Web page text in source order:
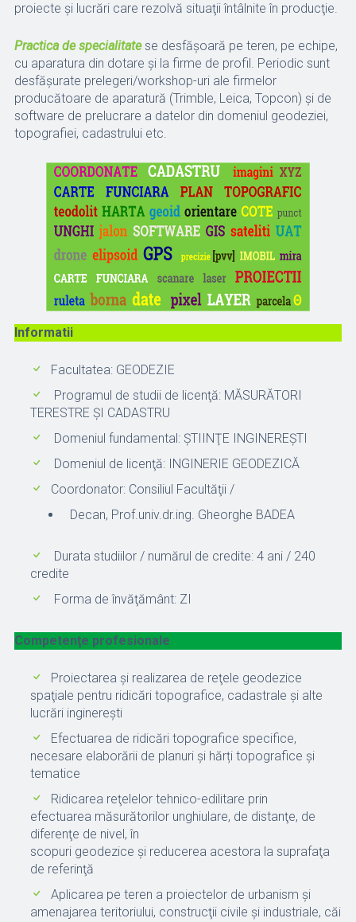
proiecte şi lucrări care rezolvă situaţii întâlnite în producţie.
Practica de specialitatese desfăşoară pe teren, pe echipe,
cu aparatura din dotare şi la firme de profil. Periodic sunt
desfăşurate prelegeri/workshop-uri ale firmelor
producătoare de aparatură (Trimble, Leica, Topcon) şi de
software de prelucrare a datelor din domeniul geodeziei,
topografiei, cadastrului etc.
Informatii
Facultatea: GEODEZIE
Programul de studii de licenţă: MĂSURĂTORI
TERESTRE ŞI CADASTRU
Domeniul fundamental: ŞTIINŢE INGINEREŞTI
Domeniul de licenţă: INGINERIE GEODEZICĂ
Coordonator: Consiliul Facultăţii /
Decan, Prof.univ.dr.ing. Gheorghe BADEA
Durata studiilor / numărul de credite: 4 ani / 240
credite
Forma de învăţământ: ZI
Competenţe profesionale
Proiectarea şi realizarea de reţele geodezice
spaţiale pentru ridicări topografice, cadastrale şi alte
lucrări inginereşti
Efectuarea de ridicări topografice specifice,
necesare elaborării de planuri și hărți topografice și
tematice
Ridicarea reţelelor tehnico-edilitare prin
efectuarea măsurătorilor unghiulare, de distanţe, de
diferenţe de nivel, în
scopuri geodezice şi reducerea acestora la suprafaţa
de referinţă
Aplicarea pe teren a proiectelor de urbanism și
amenajarea teritoriului, construcţii civile şi industriale, căi